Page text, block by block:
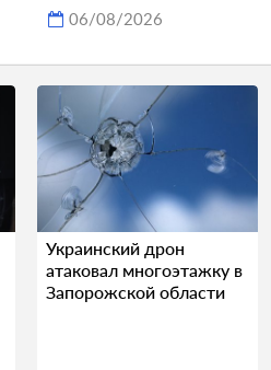
06/08/2026
Украинский дрон
атаковал многоэтажку в
Запорожской области